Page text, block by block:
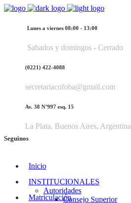
Lunes a viernes 08:00 - 13:00
Sabados y domingos - Cerrado
(0221) 422-4088
secretariacofoba@gmail.com
Av. 38 N°997 esq. 15
La Plata, Buenos Aires, Argentina
Seguinos
Inicio
INSTITUCIONALES
Autoridades
Consejo Superior
Matriculación